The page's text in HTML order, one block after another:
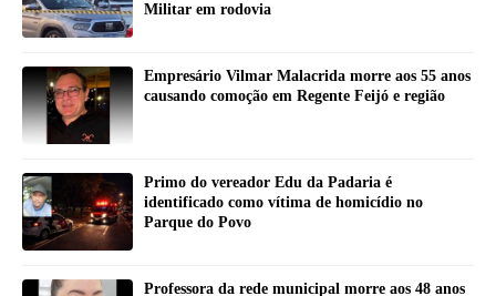
Militar em rodovia
Empresário Vilmar Malacrida morre aos 55 anos
causando comoção em Regente Feijó e região
Primo do vereador Edu da Padaria é
identificado como vítima de homicídio no
Parque do Povo
Professora da rede municipal morre aos 48 anos